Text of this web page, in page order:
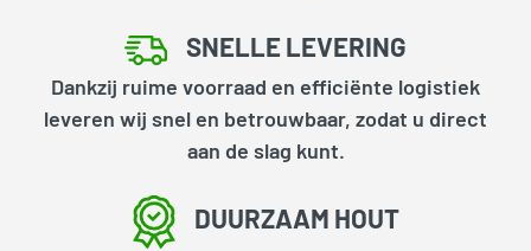
SNELLE LEVERING
Dankzij ruime voorraad en efficiënte logistiek
leveren wij snel en betrouwbaar, zodat u direct
aan de slag kunt.
DUURZAAM HOUT